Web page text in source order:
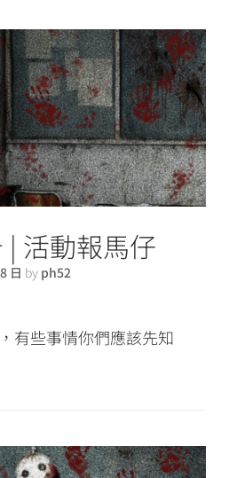
| 活動報馬仔
日 by ph52
有些事情你們應該先知